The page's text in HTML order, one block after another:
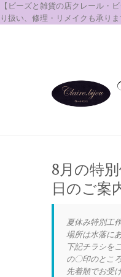
【ビーズと雑貨の店クレール・
り扱い、修理・リメイクも承りま
8月の特
日のご案
夏休み特別工
場所は水落に
下記チラシを
の〇印のとこ
先着順でお受